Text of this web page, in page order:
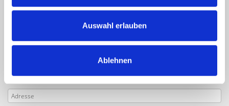
Auswahl erlauben
Ablehnen
Daten Ihres Objekts in das folgende Formular ein. Senden
Makler werden sich umgehend mit Ihnen in Verbindung
setzen und Ihr Projekt mit Ihnen besprechen.